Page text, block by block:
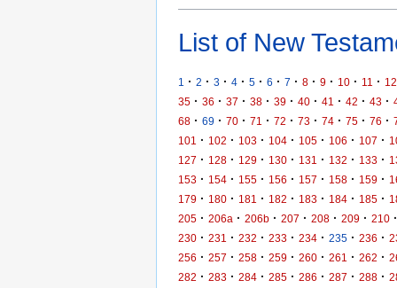
List of New
1 · 2 · 3 · 4 · 5 · 6 · 7 · 8 · 9 · 10 · 11 · 12
35 · 36 · 37 · 38 · 39 · 40 · 41 · 42 · 43 ·
68 · 69 · 70 · 71 · 72 · 73 · 74 · 75 · 76 ·
101
· 102 · 103 · 104 · 105 · 106 · 107 ·
127 · 128 · 129 · 130 · 131 · 132 · 133 ·
153 · 154 · 155 · 156 · 157 · 158 · 159 ·
179 · 180 · 181 · 182 · 183 · 184 · 185 ·
205 · 206a · 206b · 207 · 208 · 209 · 210 ·
230 · 231 · 232 · 233 · 234 · 235 · 236 ·
256 · 257 · 258 · 259 · 260 · 261 · 262 ·
282 · 283 · 284 · 285 · 286 · 287 · 288 ·